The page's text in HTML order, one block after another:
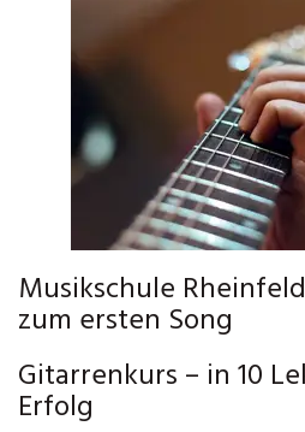
Musikschule
zum ersten Song
Gitarrenkurs – in 10
Erfolg